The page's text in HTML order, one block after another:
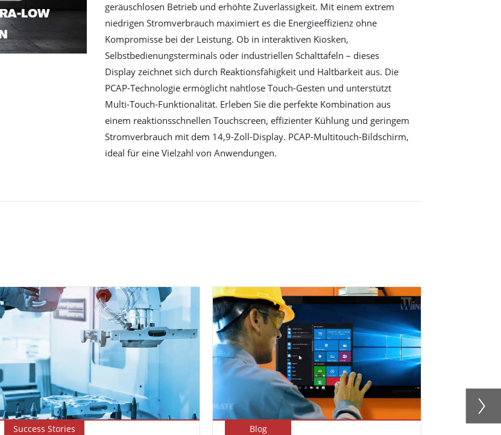
geräuschlosen Betrieb und erhöhte Zuverlässigkeit. Mit einem extrem
niedrigen Stromverbrauch maximiert es die Energieeffizienz ohne
Kompromisse bei der Leistung. Ob in interaktiven Kiosken,
Selbstbedienungsterminals oder industriellen Schalttafeln – dieses
Display zeichnet sich durch Reaktionsfähigkeit und Haltbarkeit aus. Die
PCAP-Technologie ermöglicht nahtlose Touch-Gesten und unterstützt
Multi-Touch-Funktionalität. Erleben Sie die perfekte Kombination aus
einem reaktionsschnellen Touchscreen, effizienter Kühlung und geringem
Stromverbrauch mit dem 14,9-Zoll-Display. PCAP-Multitouch-Bildschirm,
ideal für eine Vielzahl von Anwendungen.
Success Stories Blog